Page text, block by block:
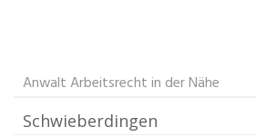
Anwalt Arbeitsrecht in der Nähe
Schwieberdingen